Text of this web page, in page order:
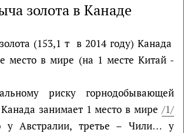
золота в Канаде
(153,1 т в 2014 году) Канада
место в мире (на 1 месте Китай -
риску горнодобывающей
занимает 1 место в мире /1/
у Австралии, третье – Чили… у